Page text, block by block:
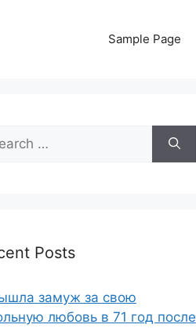
Sample Page
Posts
замуж за свою
любовь в 71 год после